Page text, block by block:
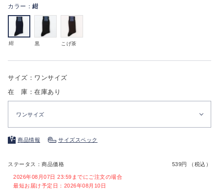
カラー： 紺
紺 黒 こげ茶
サイズ：ワンサイズ
在 庫：在庫あり
ワンサイズ
商品情報 サイズスペック
ステータス：商品価格 539円 （税込）
2026年08月07日 23:59までにご注文の場合
最短お届け予定日：2026年08月10日